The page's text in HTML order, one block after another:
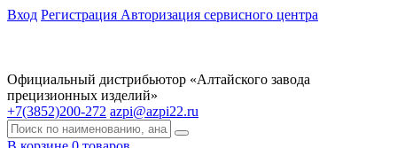
Вход Регистрация Авторизация сервисного центра
Официальный дистрибьютор «Алтайского завода
прецизионных изделий»
+7(3852)200-272 azpi@azpi22.ru